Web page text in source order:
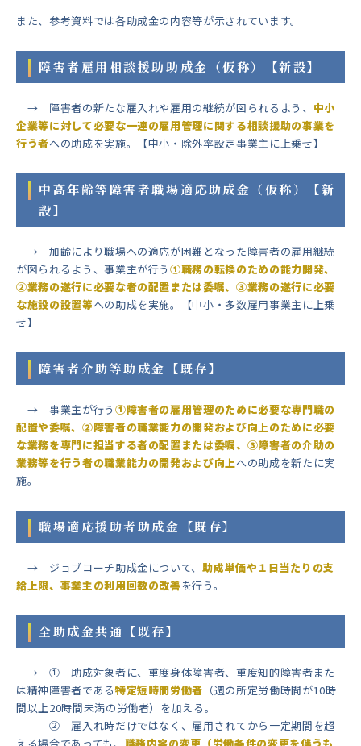
また、参考資料では各助成金の内容等が示されています。
障害者雇用相談援助助成金（仮称）【新設】
→ 障害者の新たな雇入れや雇用の継続が図られるよう、 中小
企業等に対して必要な一連の雇用管理に関する相談援助の事業を
行う者への助成を実施。【中小・除外率設定事業主に上乗せ】
中高年齢等障害者職場適応助成金（仮称）【新
設】
→ 加齢により職場への適応が困難となった障害者の雇用継続
が図られるよう、事業主が行う①職務の転換のための能力開発、
②業務の遂行に必要な者の配置または委嘱、③業務の遂行に必要
な施設の設置等への助成を実施。【中小・多数雇用事業主に上乗
せ】
障害者介助等助成金【既存】
→ 事業主が行う ①障害者の雇用管理のために必要な専門職の
配置や委嘱、②障害者の職業能力の開発および向上のために必要
な業務を専門に担当する者の配置または委嘱、③障害者の介助の
業務等を行う者の職業能力の開発および向上への助成を新たに実
施。
職場適応援助者助成金【既存】
→ ジョブコーチ助成金について、助成単価や１日当たりの支
給上限、事業主の利用回数の改善 を行う。
全助成金共通【既存】
→ ① 助成対象者に、重度身体障害者、重度知的障害者また
は精神障害者である特定短時間労働者 （週の所定労働時間が10時
間以上20時間未満の労働者）を加える。
② 雇入れ時だけではなく、雇用されてから一定期間を超